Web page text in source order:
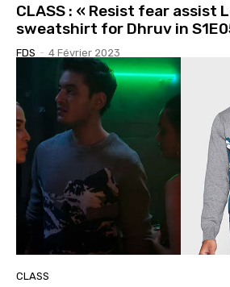
CLASS : « Resist fear assist
sweatshirt for Dhruv in
FDS - 4 Février 2023
CLASS